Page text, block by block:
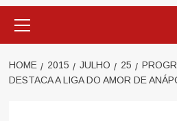
Menu
HOME 2015 JULHO 25
DESTACA A LIGA DO AMOR DE